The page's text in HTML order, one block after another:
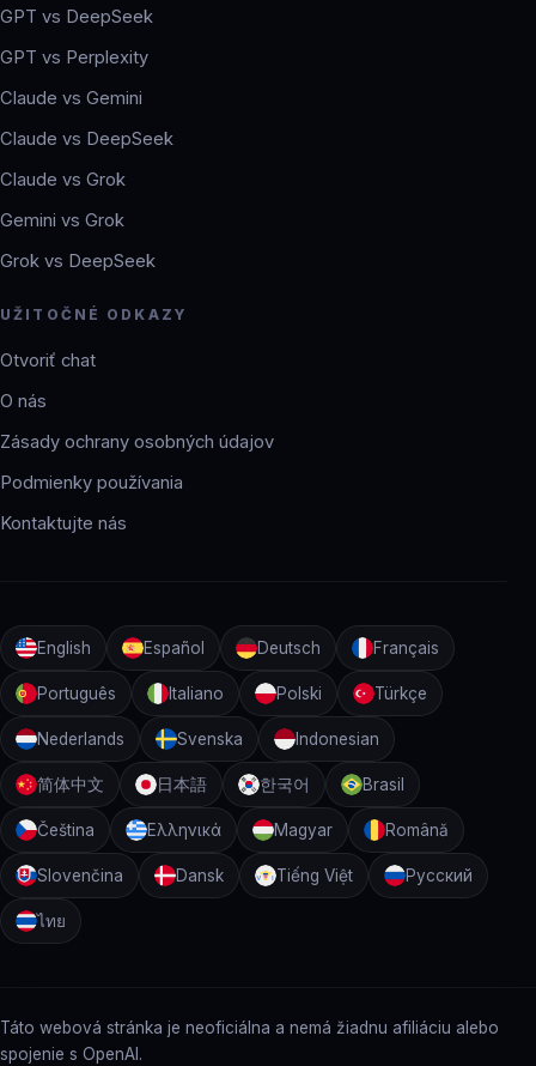
GPT vs DeepSeek
GPT vs Perplexity
Claude vs Gemini
Claude vs DeepSeek
Claude vs Grok
Gemini vs Grok
Grok vs DeepSeek
UŽITOČNÉ ODKAZY
Otvoriť chat
O nás
Zásady ochrany osobných údajov
Podmienky používania
Kontaktujte nás
English Español Deutsch Français
Português Italiano Polski Türkçe
Nederlands Svenska Indonesian
简体中文 日本語 한국어 Brasil
Čeština Ελληνικά Magyar Română
Slovenčina Dansk Tiếng Việt Русский
ไทย
Táto webová stránka je neoficiálna a nemá žiadnu afiliáciu alebo
spojenie s OpenAI.